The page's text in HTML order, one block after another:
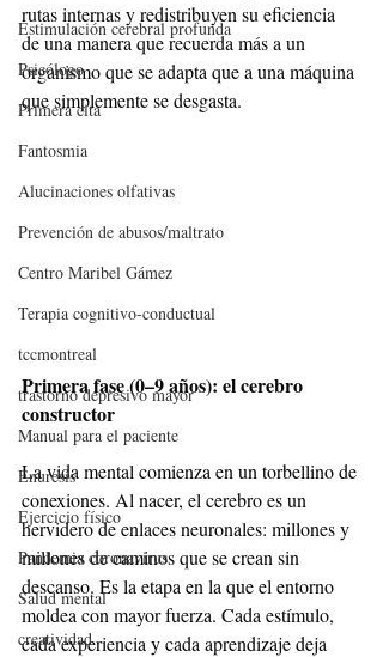
Estimulación cerebral profunda
Psicólogo
Primera cita
Fantosmia
Alucinaciones olfativas
Prevención de abusos/maltrato
Centro Maribel Gámez
Terapia cognitivo-conductual
tccmontreal
trastorno depresivo mayor
Manual para el paciente
Enuresis
Ejercicio físico
Pandemia coronavirus
Salud mental
creatividad
rutas internas y redistribuyen su eficiencia
de una manera que recuerda más a un
organismo que se adapta que a una máquina
que simplemente se desgasta.
Primera fase (0–9 años): el cerebro
constructor
La vida mental comienza en un torbellino de
conexiones. Al nacer, el cerebro es un
hervidero de enlaces neuronales: millones y
millones de caminos que se crean sin
descanso. Es la etapa en la que el entorno
moldea con mayor fuerza. Cada estímulo,
cada experiencia y cada aprendizaje deja